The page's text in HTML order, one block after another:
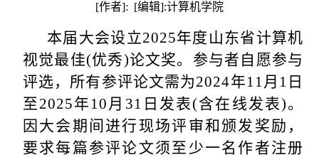
[作者]: [编辑]:计算机学院
本届大会设立2025年度山东省计算机
视觉最佳(优秀)论文奖。参与者自愿参与
评选，所有参评论文需为2024年11月 1 日
至2025年 10 月 31 日发表(含在线发表)。
因大会期间进行现场评审和颁发奖励，
要求每篇参评论文须至少一名作者注册